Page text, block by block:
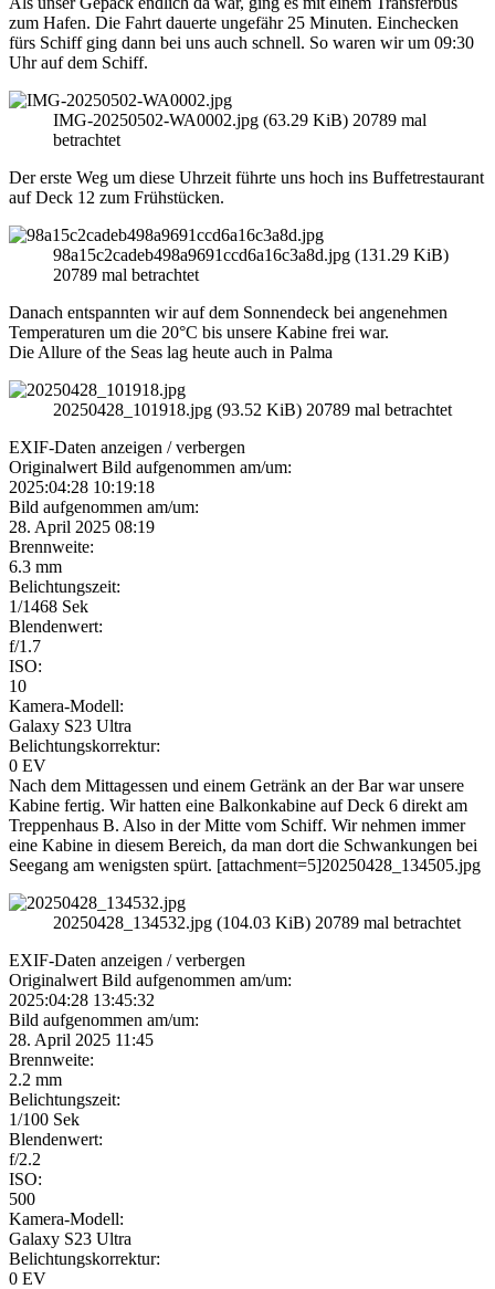
zum Hafen. Die Fahrt dauerte ungefähr 25 Minuten. Einchecken
fürs Schiff ging dann bei uns auch schnell. So waren wir um 09:30
Uhr auf dem Schiff.
IMG-20250502-WA0002.jpg (63.29 KiB) 20789 mal
betrachtet
Der erste Weg um diese Uhrzeit führte uns hoch ins Buffetrestaurant
auf Deck 12 zum Frühstücken.
98a15c2cadeb498a9691ccd6a16c3a8d.jpg (131.29 KiB)
20789 mal betrachtet
Danach entspannten wir auf dem Sonnendeck bei angenehmen
Temperaturen um die 20°C bis unsere Kabine frei war.
Die Allure of the Seas lag heute auch in Palma
20250428_101918.jpg (93.52 KiB) 20789 mal betrachtet
EXIF-Daten anzeigen / verbergen
Originalwert Bild aufgenommen am/um:
2025:04:28 10:19:18
Bild aufgenommen am/um:
28. April 2025 08:19
Brennweite:
6.3 mm
Belichtungszeit:
1/1468 Sek
Blendenwert:
f/1.7
ISO:
10
Kamera-Modell:
Galaxy S23 Ultra
Belichtungskorrektur:
0 EV
Nach dem Mittagessen und einem Getränk an der Bar war unsere
Kabine fertig. Wir hatten eine Balkonkabine auf Deck 6 direkt am
Treppenhaus B. Also in der Mitte vom Schiff. Wir nehmen immer
eine Kabine in diesem Bereich, da man dort die Schwankungen bei
Seegang am wenigsten spürt. [attachment=5]20250428_134505.jpg
20250428_134532.jpg (104.03 KiB) 20789 mal betrachtet
EXIF-Daten anzeigen / verbergen
Originalwert Bild aufgenommen am/um:
2025:04:28 13:45:32
Bild aufgenommen am/um:
28. April 2025 11:45
Brennweite:
2.2 mm
Belichtungszeit:
1/100 Sek
Blendenwert:
f/2.2
ISO:
500
Kamera-Modell:
Galaxy S23 Ultra
Belichtungskorrektur:
0 EV